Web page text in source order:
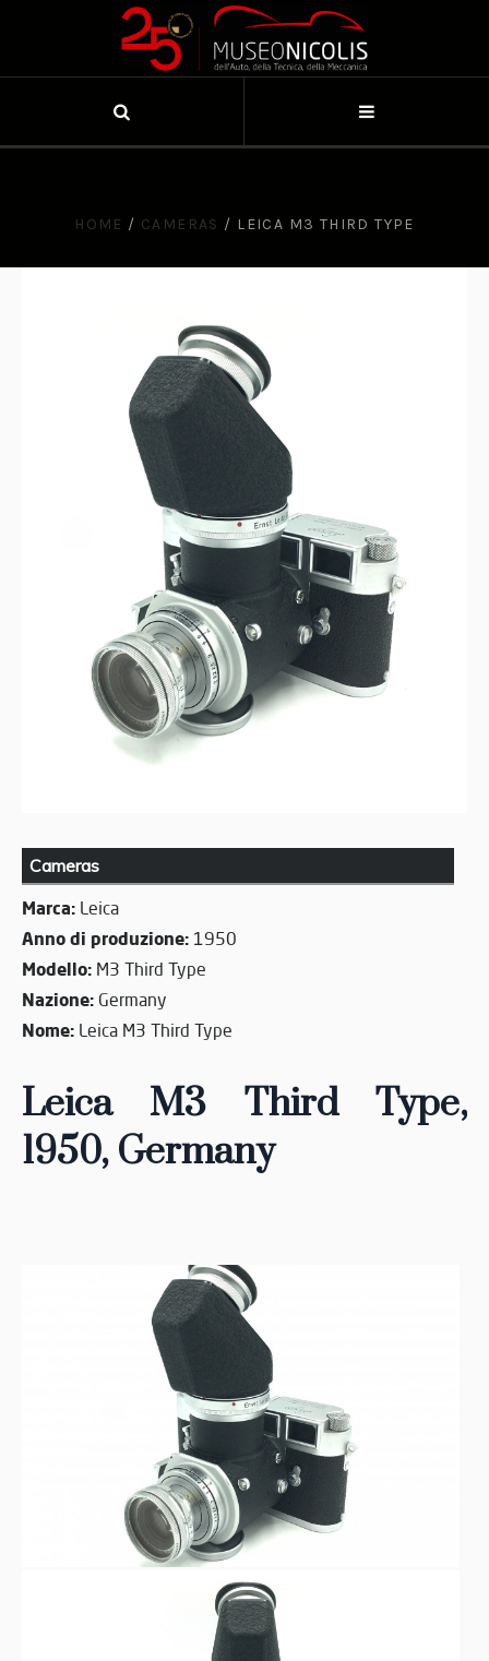
HOME / CAMERAS / LEICA M3 THIRD TYPE
Cameras
Marca: Leica
Anno di produzione: 1950
Modello: M3 Third Type
Nazione: Germany
Nome: Leica M3 Third Type
Leica M3 Third Type,
1950,Germany